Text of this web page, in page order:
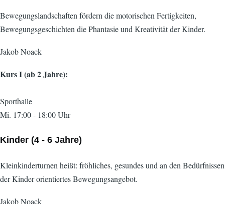
Bewegungslandschaften fördern die motorischen Fertigkeiten,
Bewegungsgeschichten die Phantasie und Kreativität der Kinder.
Jakob Noack
Kurs I (ab 2 Jahre):
Sporthalle
Mi. 17:00 - 18:00 Uhr
Kinder (4 - 6 Jahre)
Kleinkinderturnen heißt: fröhliches, gesundes und an den Bedürfnissen
der Kinder orientiertes Bewegungsangebot.
Jakob Noack